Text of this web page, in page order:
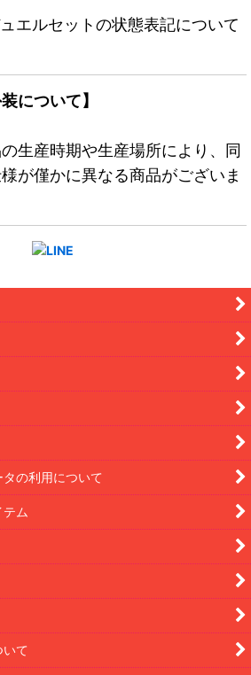
エルセットの状態表記について
について】
生産時期や生産場所により、同
が僅かに異なる商品がございま
の利用について
ム
て